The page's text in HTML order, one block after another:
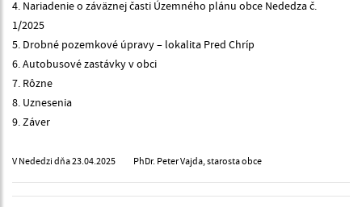
4. Nariadenie o záväznej časti Územného plánu obce Nededza č.
1/2025
5. Drobné pozemkové úpravy – lokalita Pred Chríp
6. Autobusové zastávky v obci
7. Rôzne
8. Uznesenia
9. Záver
V Nededzi dňa 23.04.2025 PhDr. Peter Vajda, starosta obce